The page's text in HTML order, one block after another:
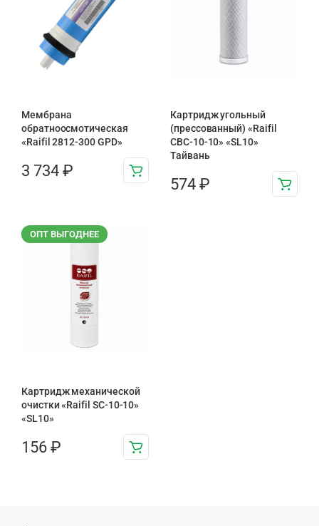
Мембрана
обратноосмотическая
«Raifil 2812-300 GPD»
3 734 ₽
Картридж угольный
(прессованный) «Raifil
CBC-10-10» «SL10»
Тайвань
574 ₽
ОПТ ВЫГОДНЕЕ
Картридж механической
очистки «Raifil SC-10-10»
«SL10»
156 ₽